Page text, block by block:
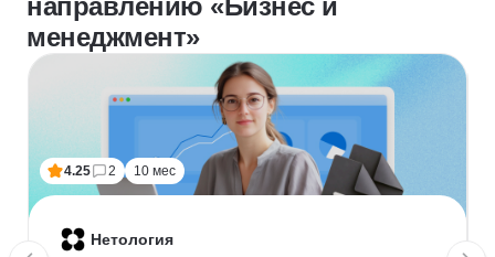
направлению «Бизнес и
менеджмент»
4.25 2 10 мес
Нетология